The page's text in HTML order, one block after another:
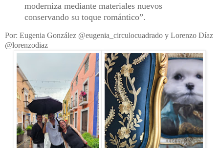
moderniza mediante materiales nuevos
conservando su toque romántico”.
Por: Eugenia González @eugenia_circulocuadrado y Lorenzo Díaz
@lorenzodiaz